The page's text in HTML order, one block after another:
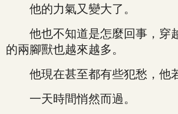
他的力氣又變大了。
他也不知道是怎麼回事，穿越
的兩腳獸也越來越多。
他現在甚至都有些犯愁，他若
一天時間悄然而過。